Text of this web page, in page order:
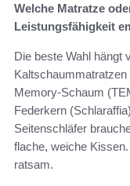
Welche Matratze
Leistungsfähigkeit
Die beste Wahl hängt
Memory-Schaum
Federkern
Seitenschläfer
flache, weiche
ratsam.